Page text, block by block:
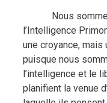
Nous
l’Intelligence
une croyance,
puisque nous
l’intelligence et le
planifient la venue